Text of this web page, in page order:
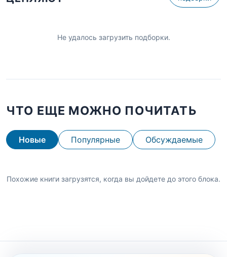
Не удалось загрузить подборки.
ЧТО ЕЩЕ МОЖНО ПОЧИТАТЬ
Новые Популярные Обсуждаемые
Похожие книги загрузятся, когда вы дойдете до этого блока.